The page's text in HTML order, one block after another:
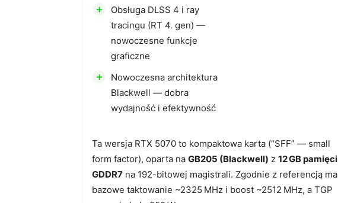
Ta wersja RTX 5070 to kompaktowa karta (“SFF” — small
form factor), oparta na GB205 (Blackwell) z 12 GB pamięci
GDDR7 na 192-bitowej magistrali. Zgodnie z referencją ma
bazowe taktowanie ~2325 MHz i boost ~2512 MHz, a TGP
+
Obsługa DLSS 4 i ray
tracingu (RT 4. gen) —
nowoczesne funkcje
graficzne
+
Nowoczesna architektura
Blackwell — dobra
wydajność i efektywność